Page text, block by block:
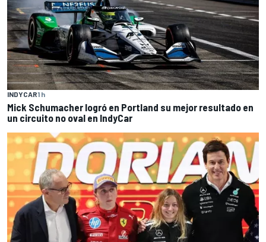
INDYCAR1 h
Mick Schumacher logró en Portland su mejor resultado en
un circuito no oval en IndyCar